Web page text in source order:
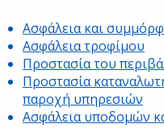
Ασφάλεια και
Ασφάλεια τροφίμου
Προστασία του
Προστασία
παροχή υπηρεσιών
Ασφάλεια υποδομών